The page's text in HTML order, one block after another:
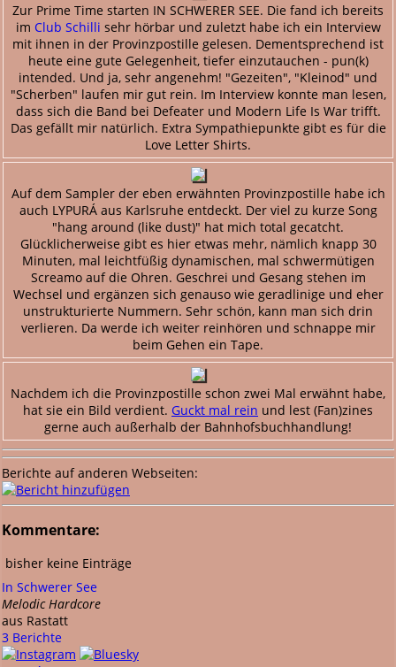
Zur Prime Time starten IN SCHWERER SEE. Die fand ich bereits
im Club Schilli sehr hörbar und zuletzt habe ich ein Interview
mit ihnen in der Provinzpostille gelesen. Dementsprechend ist
heute eine gute Gelegenheit, tiefer einzutauchen - pun(k)
intended. Und ja, sehr angenehm! "Gezeiten", "Kleinod" und
"Scherben" laufen mir gut rein. Im Interview konnte man lesen,
dass sich die Band bei Defeater und Modern Life Is War trifft.
Das gefällt mir natürlich. Extra Sympathiepunkte gibt es für die
Love Letter Shirts.
Auf dem Sampler der eben erwähnten Provinzpostille habe ich
auch LYPURÁ aus Karlsruhe entdeckt. Der viel zu kurze Song
"hang around (like dust)" hat mich total gecatcht.
Glücklicherweise gibt es hier etwas mehr, nämlich knapp 30
Minuten, mal leichtfüßig dynamischen, mal schwermütigen
Screamo auf die Ohren. Geschrei und Gesang stehen im
Wechsel und ergänzen sich genauso wie geradlinige und eher
unstrukturierte Nummern. Sehr schön, kann man sich drin
verlieren. Da werde ich weiter reinhören und schnappe mir
beim Gehen ein Tape.
Nachdem ich die Provinzpostille schon zwei Mal erwähnt habe,
hat sie ein Bild verdient. Guckt mal rein und lest (Fan)zines
gerne auch außerhalb der Bahnhofsbuchhandlung!
Berichte auf anderen Webseiten:
Kommentare:
bisher keine Einträge
In Schwerer See
Melodic Hardcore
aus Rastatt
3 Berichte